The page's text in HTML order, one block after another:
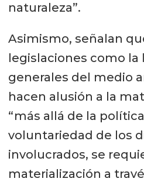
naturaleza”.
Asimismo, señalan
legislaciones como la
generales del medio
hacen alusión a la
“más allá de la
voluntariedad de los
involucrados, se
materialización a